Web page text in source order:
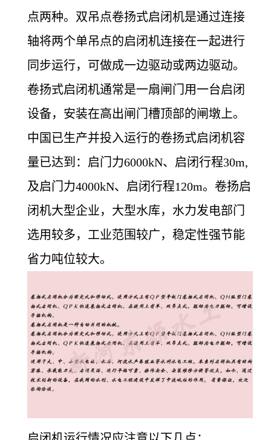
点两种。双吊点卷扬式启闭机是通过连接
轴将两个单吊点的启闭机连接在一起进行
同步运行，可做成一边驱动或两边驱动。
卷扬式启闭机通常是一扇闸门用一台启闭
设备，安装在高出闸门槽顶部的闸墩上。
中国已生产并投入运行的卷扬式启闭机容
量已达到：启门力6000kN、启闭行程30m,
及启门力4000kN、启闭行程120m。卷扬启
闭机大型企业，大型水库，水力发电部门
选用较多，工业范围较广，稳定性强节能
省力吨位较大。